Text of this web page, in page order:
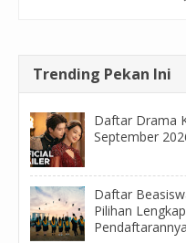
Trending Pekan Ini
Daftar Drama
September
Daftar
Pilihan
Pendaftarannya